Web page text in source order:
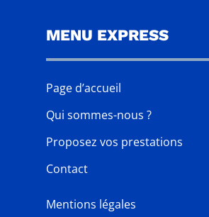
MENU EXPRESS
Page d’accueil
Qui sommes-nous ?
Proposez vos prestations
Contact
Mentions légales